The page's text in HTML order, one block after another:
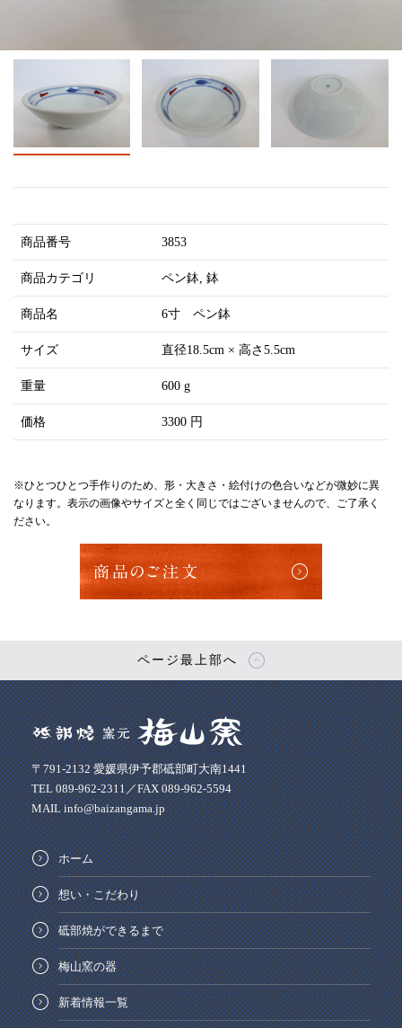
商品番号 3853
商品カテゴリ ペン鉢 鉢
商品名 6寸 ペン鉢
サイズ 直径18.5cm × 高さ5.5cm
重量 600 g
価格 3300 円
※ひとつひとつ手作りのため、形・大きさ・絵付けの色合いなどが微妙に異
なります。表示の画像やサイズと全く同じではございませんので、ご了承く
ださい。
商品のご注文
ページ最上部へ
〒791-2132 愛媛県伊予郡砥部町大南1441
TEL 089-962-2311／FAX 089-962-5594
MAIL info@baizangama.jp
ホーム
想い・こだわり
砥部焼ができるまで
梅山窯の器
新着情報一覧